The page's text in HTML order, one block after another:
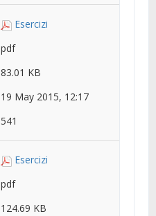
Esercizi
pdf
83.01 KB
19 May 2015, 12:17
541
Esercizi
pdf
124.69 KB